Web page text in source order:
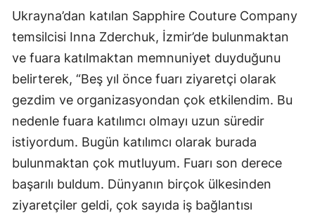
Ukrayna’dan katılan Sapphire Couture Company
temsilcisi Inna Zderchuk, İzmir’de bulunmaktan
ve fuara katılmaktan memnuniyet duyduğunu
belirterek, “Beş yıl önce fuarı ziyaretçi olarak
gezdim ve organizasyondan çok etkilendim. Bu
nedenle fuara katılımcı olmayı uzun süredir
istiyordum. Bugün katılımcı olarak burada
bulunmaktan çok mutluyum. Fuarı son derece
başarılı buldum. Dünyanın birçok ülkesinden
ziyaretçiler geldi, çok sayıda iş bağlantısı